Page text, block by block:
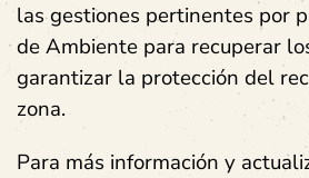
las gestiones pertinentes por
de Ambiente para recuperar
garantizar la protección del
zona.
Para más información y